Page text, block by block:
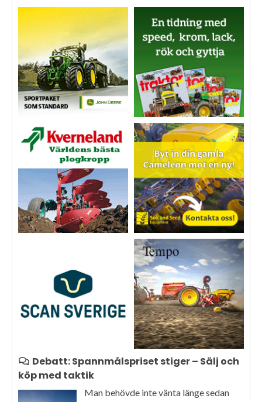
Debatt: Spannmålspriset stiger – Sälj och
köp med taktik
Man behövde inte vänta länge sedan